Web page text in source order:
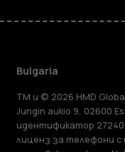
Bulgaria
TM и © 2026 HMD
Jungin aukio 9, 02600
идентификатор
лиценз за телефони с